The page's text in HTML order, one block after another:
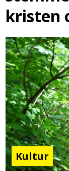
kristen
Kultur